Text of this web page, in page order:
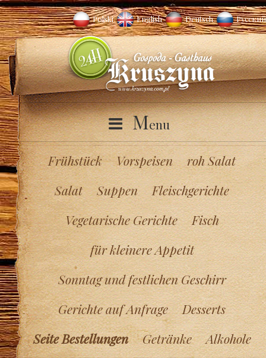
Polski English Deutsch Русский
Menu
Frühstück Vorspeisen
roh Salat
Salat
Suppen
Fleischgerichte
Vegetarische Gerichte
Fisch
für kleinere Appetit
Sonntag und festlichen Geschirr
Gerichte auf Anfrage
Desserts
Seite Bestellungen
Getränke
Alkohole